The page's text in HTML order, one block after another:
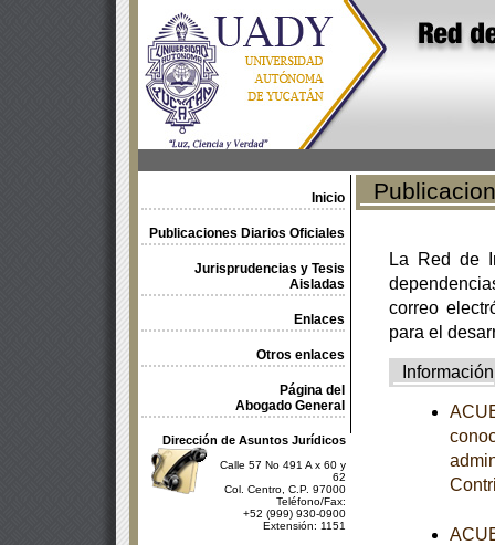
Inicio
Publicaciones Diarios Oficiales
Jurisprudencias y Tesis
Aisladas
Enlaces
Otros enlaces
Página del
Abogado General
Dirección de Asuntos Jurídicos
Calle 57 No 491 A x 60 y
62
Col. Centro, C.P. 97000
Teléfono/Fax:
+52 (999) 930-0900
Extensión: 1151
La Red de
correo
para el
Información